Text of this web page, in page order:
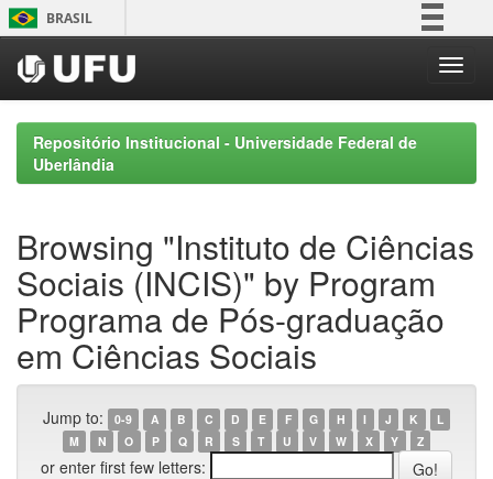
Skip
navigation
BRASIL
Participe
Acesso à informação
Legislação
Repositório Institucional - Universidade Federal de
Uberlândia
Browsing "Instituto de Ciências
Sociais (INCIS)" by Program
Programa de Pós-graduação
em Ciências Sociais
Jump to: 0-9 A B C D E F G H I J K
L
M
N O P Q R S T U V W X Y Z
or enter first few letters: